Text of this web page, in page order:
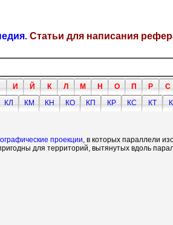
. Статьи для написания
И Й К Л М Н О П Р С
КЛ КМ КН КО КП КР КС КТ
проекции, в которых параллели
для территорий, вытянутых вдоль